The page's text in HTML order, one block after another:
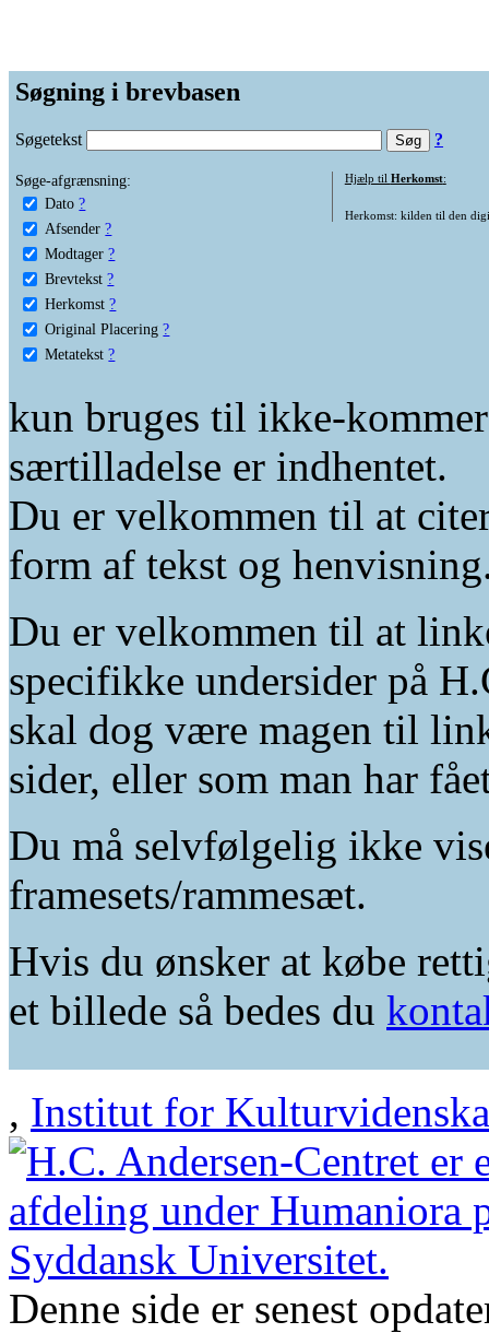
Søgning i brevbasen
Søgetekst ?
Søge-afgrænsning:
Dato ?
Afsender ?
Modtager ?
Brevtekst ?
Herkomst ?
Original Placering ?
Metatekst ?
Hjælp til Herkomst:
Herkomst: kilden til den
kun bruges til ikke-
særtilladelse er indhentet.
Du er velkommen til at
form af tekst og
Du er velkommen til at
specifikke undersider på
skal dog være magen til
sider, eller som man har
Du må selvfølgelig ikke
framesets/rammesæt.
Hvis du ønsker at købe
et billede så bedes du
, Institut for
Denne side er senest